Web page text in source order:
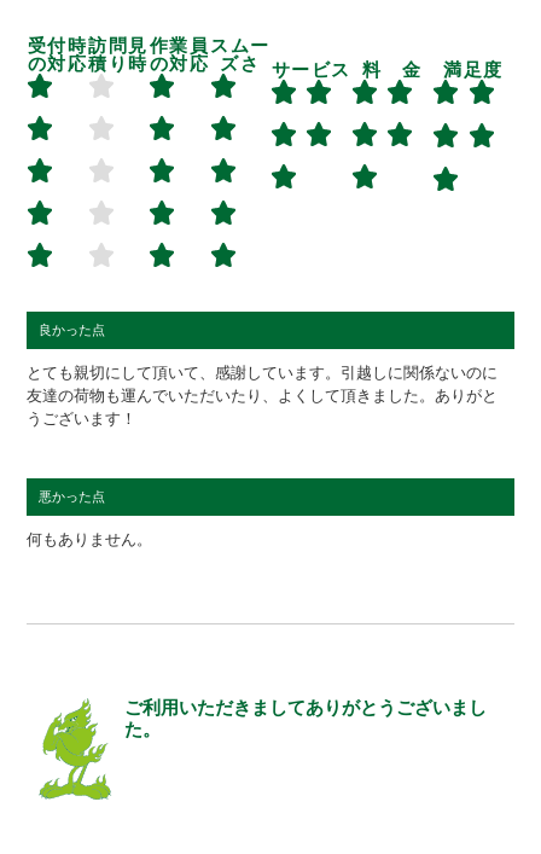
受付時
の対応
訪問見
積り時
作業員
の対応
スムー
ズさ
サービス 料 金 満足度
良かった点
とても親切にして頂いて、感謝しています。引越しに関係ないのに
友達の荷物も運んでいただいたり、よくして頂きました。ありがと
うございます！
悪かった点
何もありません。
ご利用いただきましてありがとうございまし
た。